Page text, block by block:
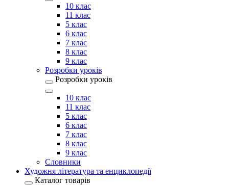
10 клас
11 клас
5 клас
6 клас
7 клас
8 клас
9 клас
Розробки уроків
Розробки уроків
10 клас
11 клас
5 клас
6 клас
7 клас
8 клас
9 клас
Словники
Художня література та енциклопедії
Каталог товарів